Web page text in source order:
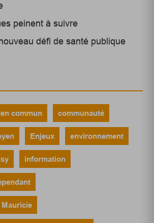
peinent à suivre
défi de santé publique
commun communauté
Enjeux environnement
information
Mauricie